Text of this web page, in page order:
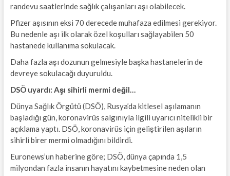
randevu saatlerinde sağlık çalışanları aşı olabilecek.
Pfizer aşısının eksi 70 derecede muhafaza edilmesi gerekiyor.
Bu nedenle aşı ilk olarak özel koşulları sağlayabilen 50
hastanede kullanıma sokulacak.
Daha fazla aşı dozunun gelmesiyle başka hastanelerin de
devreye sokulacağı duyuruldu.
DSÖ uyardı: Aşı sihirli mermi değil…
Dünya Sağlık Örgütü (DSÖ), Rusya’da kitlesel aşılamanın
başladığı gün, koronavirüs salgınıyla ilgili uyarıcı nitelikli bir
açıklama yaptı. DSÖ, koronavirüs için geliştirilen aşıların
sihirli birer mermi olmadığını bildirdi.
Euronews’un haberine göre; DSÖ, dünya çapında 1,5
milyondan fazla insanın hayatını kaybetmesine neden olan